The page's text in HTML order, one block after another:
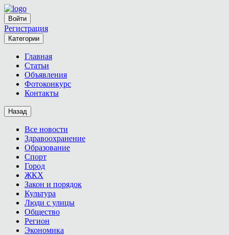
Войти
Регистрация
Категории
Главная
Статьи
Объявления
Фотоконкурс
Контакты
Назад
Все новости
Здравоохранение
Образование
Спорт
Город
ЖКХ
Закон и порядок
Культура
Люди с улицы
Общество
Регион
Экономика